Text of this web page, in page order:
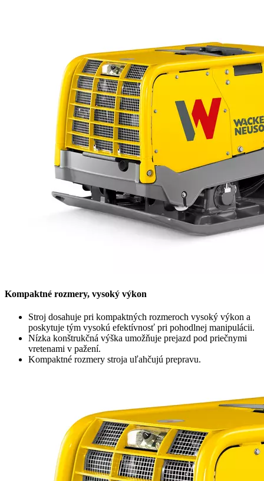
Kompaktné rozmery, vysoký výkon
Stroj dosahuje pri kompaktných rozmeroch vysoký výkon a
poskytuje tým vysokú efektívnosť pri pohodlnej manipulácii.
Nízka konštrukčná výška umožňuje prejazd pod priečnymi
vretenami v pažení.
Kompaktné rozmery stroja uľahčujú prepravu.